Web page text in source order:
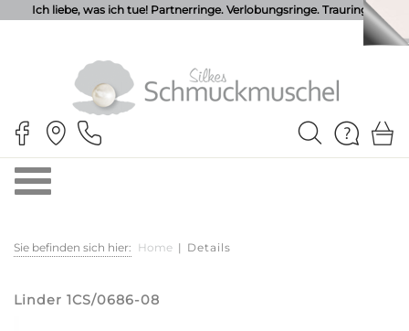
Ich liebe, was ich tue! Partnerringe. Verlobungsringe. Trauringe.
Sie befinden sich hier: Home | Details
Linder 1CS/0686-08